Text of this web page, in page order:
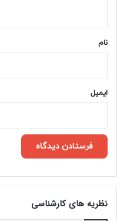
نام
ایمیل
نظریه های کارشناسی